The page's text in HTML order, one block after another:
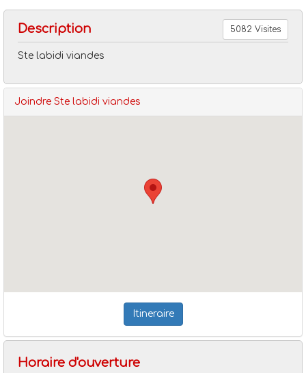
Description 5082 Visites
Ste labidi viandes
Joindre Ste labidi viandes
Itineraire
Horaire d'ouverture